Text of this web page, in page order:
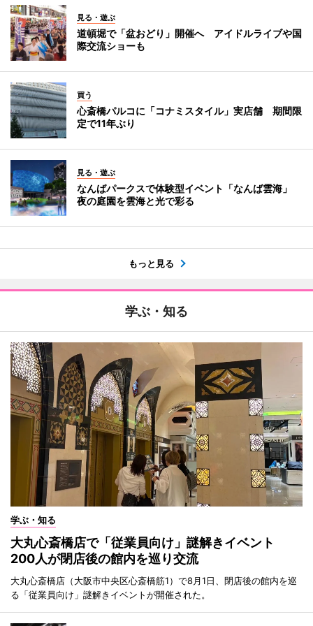
見る・遊ぶ
道頓堀で「盆おどり」開催へ アイドルライブや国
際交流ショーも
買う
心斎橋パルコに「コナミスタイル」実店舗 期間限
定で11年ぶり
見る・遊ぶ
なんばパークスで体験型イベント「なんば雲海」
夜の庭園を雲海と光で彩る
もっと見る
学ぶ・知る
学ぶ・知る
大丸心斎橋店で「従業員向け」謎解きイベント
200人が閉店後の館内を巡り交流
大丸心斎橋店（大阪市中央区心斎橋筋1）で8月1日、閉店後の館内を巡
る「従業員向け」謎解きイベントが開催された。